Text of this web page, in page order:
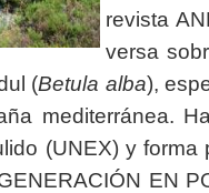
revista
versa
(Betula alba),
mediterránea.
(UNEX) y forma
EN